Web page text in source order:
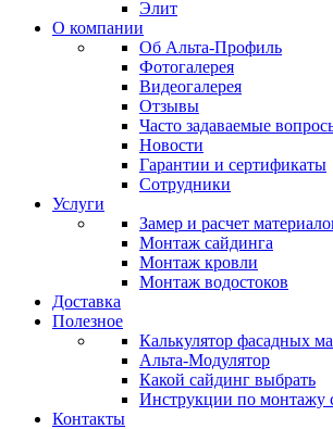
Элит
О компании
Об Альта-Профиль
Фотогалерея
Видеогалерея
Отзывы
Часто задаваемые
Новости
Гарантии и сертификаты
Сотрудники
Услуги
Замер и расчет
Монтаж сайдинга
Монтаж кровли
Монтаж водостоков
Доставка
Полезное
Калькулятор фасадных
Альта-Модулятор
Какой сайдинг выбрать
Инструкции по монтажу
Контакты